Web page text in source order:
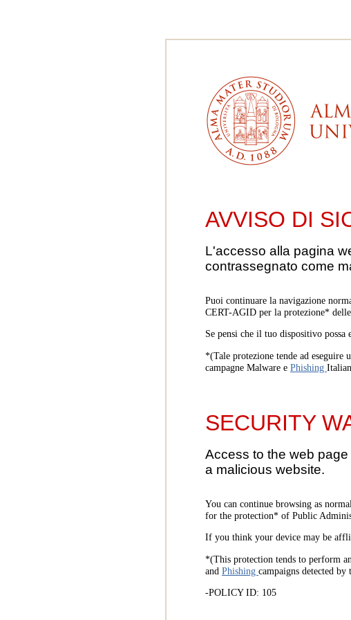
AVVISO DI
L'accesso alla pagina
contrassegnato come
Puoi continuare la navigazione
CERT-AGID per la protezione*
Se pensi che il tuo dispositivo
*(Tale protezione tende ad
campagne Malware e Phishing
SECURITY
Access to the web
a malicious website.
You can continue browsing as
for the protection* of Public
If you think your device may be
*(This protection tends to perform
and Phishing campaigns detected
-POLICY ID: 105